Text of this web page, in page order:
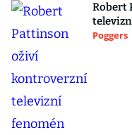
Robert
Poggers